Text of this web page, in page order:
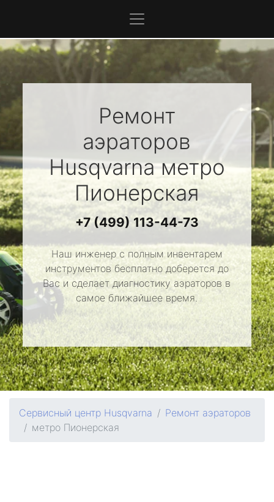
Ремонт
аэраторов
Husqvarnaметро
Пионерская
+7 (499) 113-44-73
Наш инженер с полным инвентарем
инструментов бесплатно доберется до
Вас и сделает диагностику аэраторов в
самое ближайшее время.
Сервисный центр Husqvarna
Ремонт аэраторов
метро Пионерская